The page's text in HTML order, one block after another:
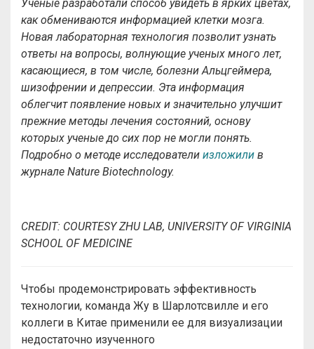
Ученые разработали способ увидеть в ярких цветах,
как обмениваются информацией клетки мозга.
Новая лабораторная технология позволит узнать
ответы на вопросы, волнующие ученых много лет,
касающиеся, в том числе, болезни Альцгеймера,
шизофрении и депрессии. Эта информация
облегчит появление новых и значительно улучшит
прежние методы лечения состояний, основу
которых ученые до сих пор не могли понять.
Подробно о методе исследователи изложили в
журнале Nature Biotechnology.
СREDIT: COURTESY ZHU LAB, UNIVERSITY OF VIRGINIA
SCHOOL OF MEDICINE
Чтобы продемонстрировать эффективность
технологии, команда Жу в Шарлотсвилле и его
коллеги в Китае применили ее для визуализации
недостаточно изученного